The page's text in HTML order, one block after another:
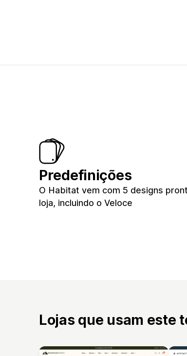
Predefinições
O Habitat vem com 5 designs
loja, incluindo o Veloce
Lojas que usam este